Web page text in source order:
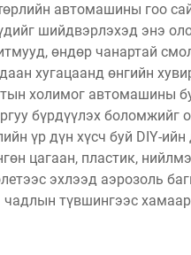
автомашины гоо
шийдвэрлэхэд энэ
өндөр чанартай
хугацаанд өнгийн
холимог автомашины
бүрдүүлэх
үр дүн хүсч буй DIY-
цагаан, пластик,
эхлээд аэрозоль
чадлын түвшингээс